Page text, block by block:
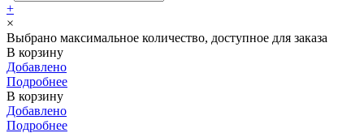
+
×
Выбрано максимальное количество, доступное для заказа
В корзину
Добавлено
Подробнее
В корзину
Добавлено
Подробнее